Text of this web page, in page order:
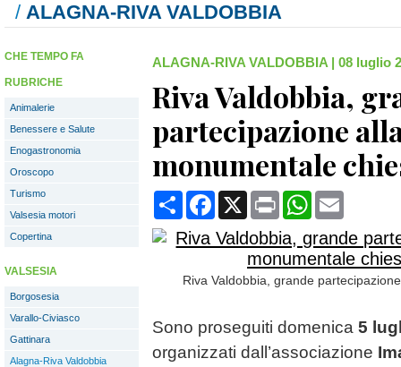
/ ALAGNA-RIVA VALDOBBIA
CHE TEMPO FA
RUBRICHE
Animalerie
Benessere e Salute
Enogastronomia
Oroscopo
Turismo
Valsesia motori
Copertina
VALSESIA
Borgosesia
Varallo-Civiasco
Gattinara
Alagna-Riva Valdobbia
ALAGNA-RIVA VALDOBBIA | 08 luglio
Riva Valdobbia,
partecipazione
monumentale
CondividiFacebook
X Print WhatsApp
Riva Valdobbia, grande
Sono proseguiti domenica 5
organizzati dall’associazione